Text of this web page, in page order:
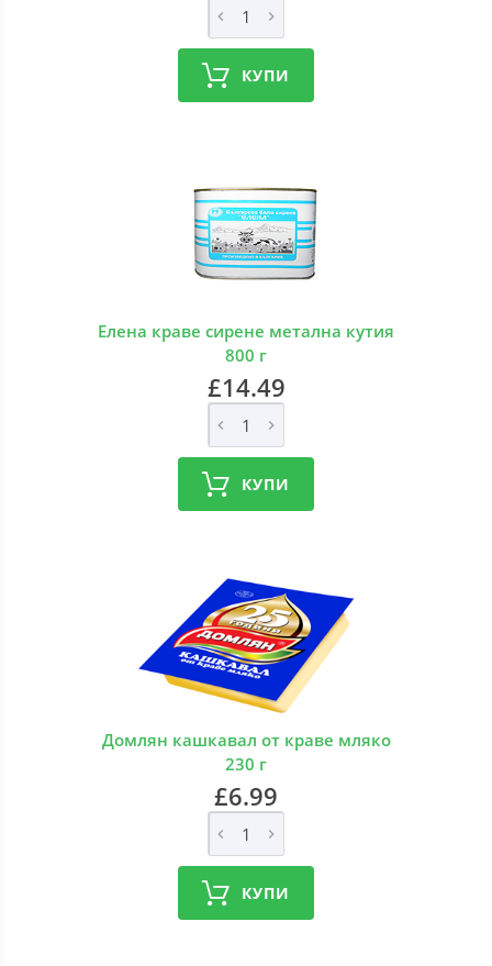
КУПИ
Елена краве сирене метална кутия
800 г
£14.49
КУПИ
Домлян кашкавал от краве мляко
230 г
£6.99
КУПИ